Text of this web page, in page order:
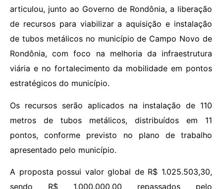
articulou, junto ao Governo de Rondônia, a liberação
de recursos para viabilizar a aquisição e instalação
de tubos metálicos no município de Campo Novo de
Rondônia, com foco na melhoria da infraestrutura
viária e no fortalecimento da mobilidade em pontos
estratégicos do município.
Os recursos serão aplicados na instalação de 110
metros de tubos metálicos, distribuídos em 11
pontos, conforme previsto no plano de trabalho
apresentado pelo município.
A proposta possui valor global de R$ 1.025.503,30,
sendo R$ 1.000.000,00 repassados pelo